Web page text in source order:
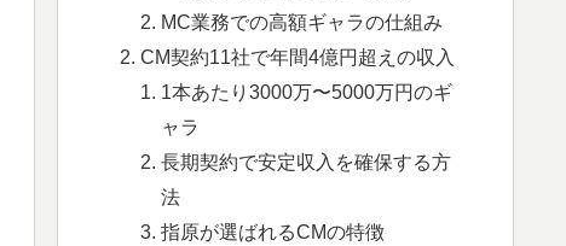
MC業務での高額ギャラの仕組み
CM契約11社で年間4億円超えの収入
1本あたり3000万〜5000万円のギ
ャラ
長期契約で安定収入を確保する方
法
指原が選ばれるCMの特徴